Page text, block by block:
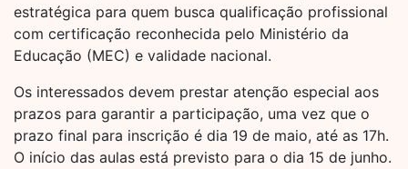
estratégica para quem busca qualificação profissional
com certificação reconhecida pelo Ministério da
Educação (MEC) e validade nacional.
Os interessados devem prestar atenção especial aos
prazos para garantir a participação, uma vez que o
prazo final para inscrição é dia 19 de maio, até as 17h.
O início das aulas está previsto para o dia 15 de junho.